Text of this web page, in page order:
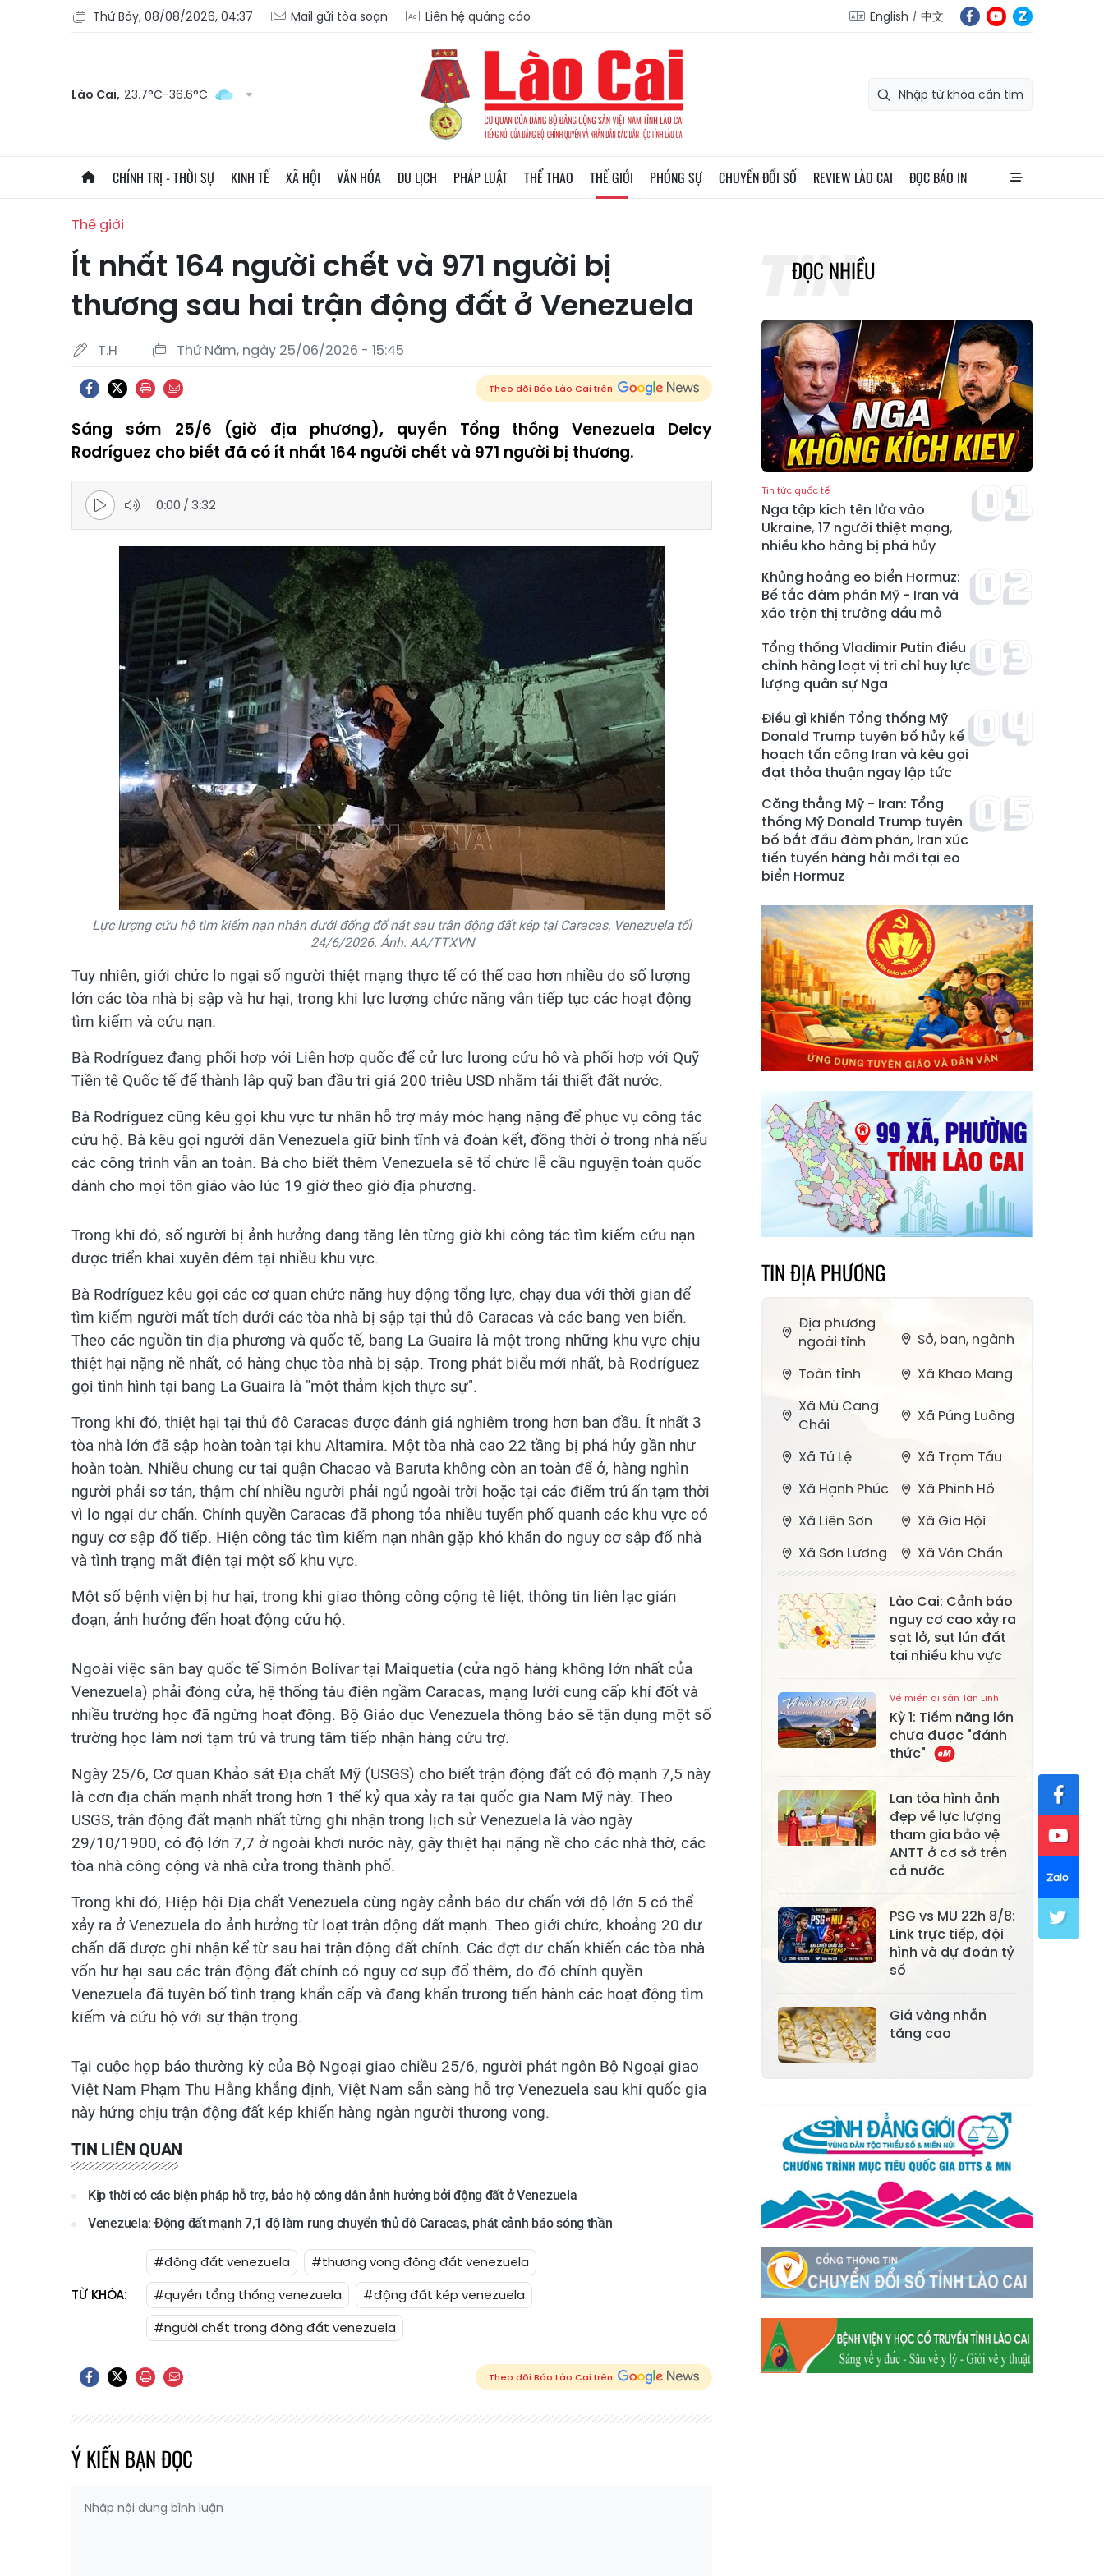
Thứ Bảy, 08/08/2026, 04:37 Mail gửi tòa soạn Liên hệ quảng cáo English 中文
Lào Cai, 23.7°C-36.6°C
CHÍNH TRỊ - THỜI SỰ KINH TẾ XÃ HỘI VĂN HÓA DU LỊCH PHÁP LUẬT THỂ THAO THẾ GIỚI PHÓNG SỰ CHUYỂN ĐỔI SỐ REVIEW LÀO CAI ĐỌC BÁO IN
Thế giới
Ít nhất 164 người chết và 971 người bị
thương sau hai trận động đất ở Venezuela
T.H Thứ Năm, ngày 25/06/2026 - 15:45
Theo dõi Báo Lào Cai trên
Sáng sớm 25/6 (giờ địa phương), quyền Tổng thống Venezuela Delcy
Rodríguez cho biết đã có ít nhất 164 người chết và 971 người bị thương.
0:00 /3:32
Lực lượng cứu hộ tìm kiếm nạn nhân dưới đống đổ nát sau trận động đất kép tại Caracas, Venezuela tối
24/6/2026. Ảnh: AA/TTXVN
Tuy nhiên, giới chức lo ngại số người thiệt mạng thực tế có thể cao hơn nhiều do số lượng
lớn các tòa nhà bị sập và hư hại, trong khi lực lượng chức năng vẫn tiếp tục các hoạt động
tìm kiếm và cứu nạn.
Bà Rodríguez đang phối hợp với Liên hợp quốc để cử lực lượng cứu hộ và phối hợp với Quỹ
Tiền tệ Quốc tế để thành lập quỹ ban đầu trị giá 200 triệu USD nhằm tái thiết đất nước.
Bà Rodríguez cũng kêu gọi khu vực tư nhân hỗ trợ máy móc hạng nặng để phục vụ công tác
cứu hộ. Bà kêu gọi người dân Venezuela giữ bình tĩnh và đoàn kết, đồng thời ở trong nhà nếu
các công trình vẫn an toàn. Bà cho biết thêm Venezuela sẽ tổ chức lễ cầu nguyện toàn quốc
dành cho mọi tôn giáo vào lúc 19 giờ theo giờ địa phương.
Trong khi đó, số người bị ảnh hưởng đang tăng lên từng giờ khi công tác tìm kiếm cứu nạn
được triển khai xuyên đêm tại nhiều khu vực.
Bà Rodríguez kêu gọi các cơ quan chức năng huy động tổng lực, chạy đua với thời gian để
tìm kiếm người mất tích dưới các tòa nhà bị sập tại thủ đô Caracas và các bang ven biển.
Theo các nguồn tin địa phương và quốc tế, bang La Guaira là một trong những khu vực chịu
thiệt hại nặng nề nhất, có hàng chục tòa nhà bị sập. Trong phát biểu mới nhất, bà Rodríguez
gọi tình hình tại bang La Guaira là "một thảm kịch thực sự".
Trong khi đó, thiệt hại tại thủ đô Caracas được đánh giá nghiêm trọng hơn ban đầu. Ít nhất 3
tòa nhà lớn đã sập hoàn toàn tại khu Altamira. Một tòa nhà cao 22 tầng bị phá hủy gần như
hoàn toàn. Nhiều chung cư tại quận Chacao và Baruta không còn an toàn để ở, hàng nghìn
người phải sơ tán, thậm chí nhiều người phải ngủ ngoài trời hoặc tại các điểm trú ẩn tạm thời
vì lo ngại dư chấn. Chính quyền Caracas đã phong tỏa nhiều tuyến phố quanh các khu vực có
nguy cơ sập đổ tiếp. Hiện công tác tìm kiếm nạn nhân gặp khó khăn do nguy cơ sập đổ nhà
và tình trạng mất điện tại một số khu vực.
Một số bệnh viện bị hư hại, trong khi giao thông công cộng tê liệt, thông tin liên lạc gián
đoạn, ảnh hưởng đến hoạt động cứu hộ.
Ngoài việc sân bay quốc tế Simón Bolívar tại Maiquetía (cửa ngõ hàng không lớn nhất của
Venezuela) phải đóng cửa, hệ thống tàu điện ngầm Caracas, mạng lưới cung cấp khí đốt và
nhiều trường học đã ngừng hoạt động. Bộ Giáo dục Venezuela thông báo sẽ tận dụng một số
trường học làm nơi tạm trú và trung tâm tiếp nhận hàng cứu trợ.
Ngày 25/6, Cơ quan Khảo sát Địa chất Mỹ (USGS) cho biết trận động đất có độ mạnh 7,5 này
là cơn địa chấn mạnh nhất trong hơn 1 thế kỷ qua xảy ra tại quốc gia Nam Mỹ này. Theo
USGS, trận động đất mạnh nhất từng ghi nhận trong lịch sử Venezuela là vào ngày
29/10/1900, có độ lớn 7,7 ở ngoài khơi nước này, gây thiệt hại nặng nề cho các nhà thờ, các
tòa nhà công cộng và nhà cửa trong thành phố.
Trong khi đó, Hiệp hội Địa chất Venezuela cùng ngày cảnh báo dư chấn với độ lớn 5 có thể
xảy ra ở Venezuela do ảnh hưởng từ loạt trận động đất mạnh. Theo giới chức, khoảng 20 dư
chấn đã được ghi nhận kể từ sau hai trận động đất chính. Các đợt dư chấn khiến các tòa nhà
vốn hư hại sau các trận động đất chính có nguy cơ sụp đổ thêm, do đó chính quyền
Venezuela đã tuyên bố tình trạng khẩn cấp và đang khẩn trương tiến hành các hoạt động tìm
kiếm và cứu hộ với sự thận trọng.
Tại cuộc họp báo thường kỳ của Bộ Ngoại giao chiều 25/6, người phát ngôn Bộ Ngoại giao
Việt Nam Phạm Thu Hằng khẳng định, Việt Nam sẵn sàng hỗ trợ Venezuela sau khi quốc gia
này hứng chịu trận động đất kép khiến hàng ngàn người thương vong.
TIN LIÊN QUAN
Kịp thời có các biện pháp hỗ trợ, bảo hộ công dân ảnh hưởng bởi động đất ở Venezuela
Venezuela: Động đất mạnh 7,1 độ làm rung chuyển thủ đô Caracas, phát cảnh báo sóng thần
TỪ KHÓA:
#động đất venezuela
#thương vong động đất venezuela
#quyền tổng thống venezuela
#động đất kép venezuela
#người chết trong động đất venezuela
Theo dõi Báo Lào Cai trên
Ý KIẾN BẠN ĐỌC
ĐỌC NHIỀU
Tin tức quốc tế
Nga tập kích tên lửa vào
Ukraine, 17 người thiệt mạng,
nhiều kho hàng bị phá hủy
Khủng hoảng eo biển Hormuz:
Bế tắc đàm phán Mỹ - Iran và
xáo trộn thị trường dầu mỏ
Tổng thống Vladimir Putin điều
chỉnh hàng loạt vị trí chỉ huy lực
lượng quân sự Nga
Điều gì khiến Tổng thống Mỹ
Donald Trump tuyên bố hủy kế
hoạch tấn công Iran và kêu gọi
đạt thỏa thuận ngay lập tức
Căng thẳng Mỹ - Iran: Tổng
thống Mỹ Donald Trump tuyên
bố bắt đầu đàm phán, Iran xúc
tiến tuyến hàng hải mới tại eo
biển Hormuz
TIN ĐỊA PHƯƠNG
Địa phương
ngoài tỉnh
Sở, ban, ngành
Toàn tỉnh
Xã Khao Mang
Xã Mù Cang
Chải
Xã Púng Luông
Xã Tú Lệ
Xã Trạm Tấu
Xã Hạnh Phúc
Xã Phình Hồ
Xã Liên Sơn
Xã Gia Hội
Xã Sơn Lương
Xã Văn Chấn
Bằng La
Xã Chấn Thịnh
Xã Nghĩa Tâm
Xã Phong Dụ
Hạ
Xã Đông
Cuông
Xã Tân Hợp
Xã Mỏ Vàng
Xã Lâm
Thượng
Xã Tân Lĩnh
Xã Mường Lai
Xã Cảm Nhân
Xã Yên Thành
Xã Thác Bà
Xã Trấn Yên
Xã Hưng
Khánh
Xã Lương
Xã Quy Mông
Xã Cốc San
Xã Hợp Thành
Xã Phong Hải
Quang
Xã Bảo Thắng
Xã Tằng Loỏng
Xã Gia Phú
Xã Mường
Hum
Xã Dền Sáng
Xã Trịnh Tường
Xã Nậm Chày
Xã Bản Xèo
Xã Bát Xát
Lào Cai: Cảnh báo
nguy cơ cao xảy ra
sạt lở, sụt lún đất
tại nhiều khu vực
Về miền di sản Tân Lĩnh
Kỳ 1: Tiềm năng lớn
chưa được "đánh
thức"
Lan tỏa hình ảnh
đẹp về lực lượng
tham gia bảo vệ
ANTT ở cơ sở trên
cả nước
PSG vs MU 22h 8/8:
Link trực tiếp, đội
hình và dự đoán tỷ
số
Giá vàng nhẫn
tăng cao